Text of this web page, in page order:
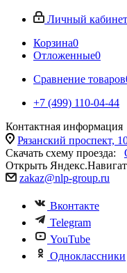
Личный кабинет
Корзина0
Отложенные0
Сравнение товаров
+7 (499) 110-04-44
Контактная информация
Рязанский проспект,
Скачать схему проезда:
Открыть
zakaz@nlp-group.ru
Вконтакте
Telegram
YouTube
Одноклассники